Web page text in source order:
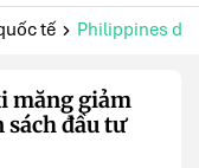
tế Philippines dự
măng giảm
đầu tư